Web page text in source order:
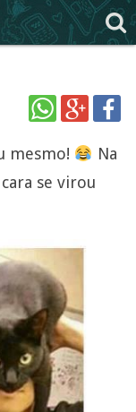
mesmo!
Na
se virou